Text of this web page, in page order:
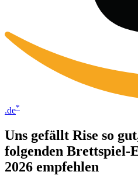
.de*
Uns gefällt Rise so
folgenden Brettspiel-
2026 empfehlen